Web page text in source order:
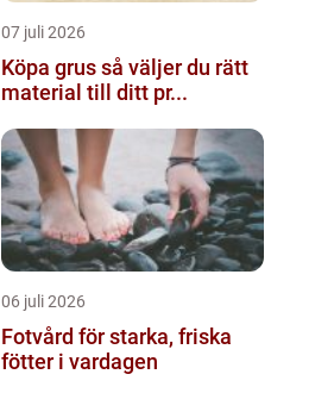
07 juli 2026
Köpa grus så väljer du rätt
material till ditt pr...
06 juli 2026
Fotvård för starka, friska
fötter i vardagen